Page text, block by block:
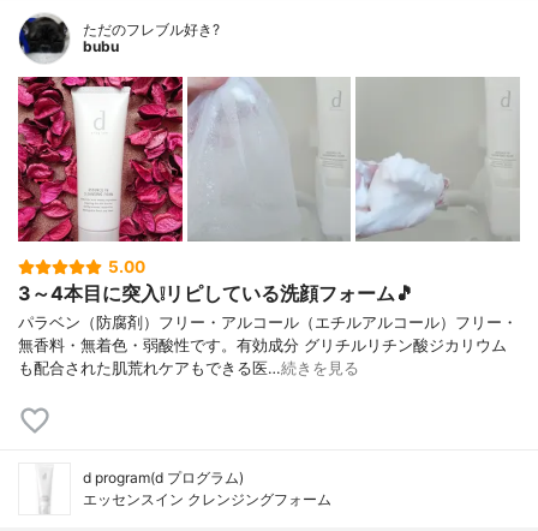
ただのフレブル好き?
bubu
5.00
3～4本目に突入❕リピしている洗顔フォーム🎵
パラベン（防腐剤）フリー・アルコール（エチルアルコール）フリー・
無香料・無着色・弱酸性です。有効成分 グリチルリチン酸ジカリウム
も配合された肌荒れケアもできる医…続きを見る
d program(d プログラム)
エッセンスイン クレンジングフォーム